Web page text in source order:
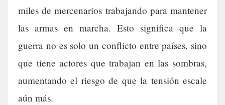
miles de mercenarios trabajando para mantener
las armas en marcha. Esto significa que la
guerra no es solo un conflicto entre países, sino
que tiene actores que trabajan en las sombras,
aumentando el riesgo de que la tensión escale
aún más.